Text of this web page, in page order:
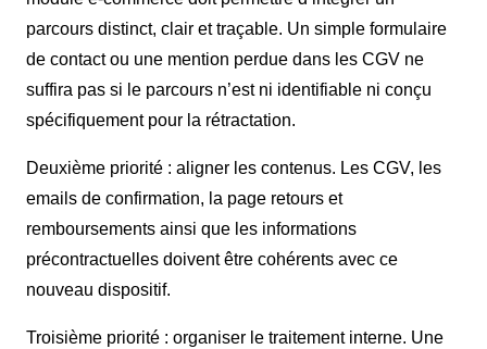
parcours distinct, clair et traçable. Un simple formulaire
de contact ou une mention perdue dans les CGV ne
suffira pas si le parcours n’est ni identifiable ni conçu
spécifiquement pour la rétractation.
Deuxième priorité : aligner les contenus. Les CGV, les
emails de confirmation, la page retours et
remboursements ainsi que les informations
précontractuelles doivent être cohérents avec ce
nouveau dispositif.
Troisième priorité : organiser le traitement interne. Une